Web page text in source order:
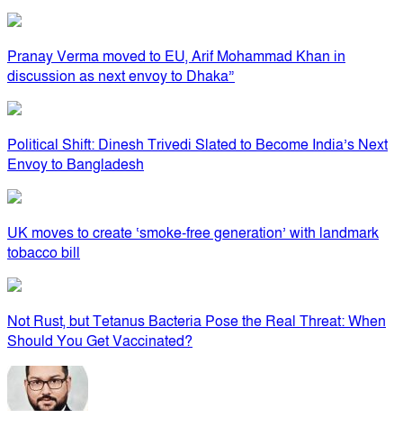
Pranay Verma moved to EU, Arif Mohammad Khan in
discussion as next envoy to Dhaka”
Political Shift: Dinesh Trivedi Slated to Become India’s Next
Envoy to Bangladesh
UK moves to create ‘smoke-free generation’ with landmark
tobacco bill
Not Rust, but Tetanus Bacteria Pose the Real Threat: When
Should You Get Vaccinated?